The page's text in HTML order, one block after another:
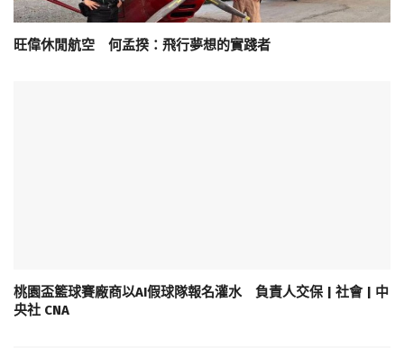
旺偉休閒航空 何孟揆：飛行夢想的實踐者
桃園盃籃球賽廠商以AI假球隊報名灌水 負責人交保 | 社會 | 中
央社 CNA